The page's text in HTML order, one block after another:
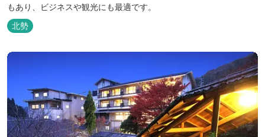
もあり、ビジネスや観光にも最適です。
北勢